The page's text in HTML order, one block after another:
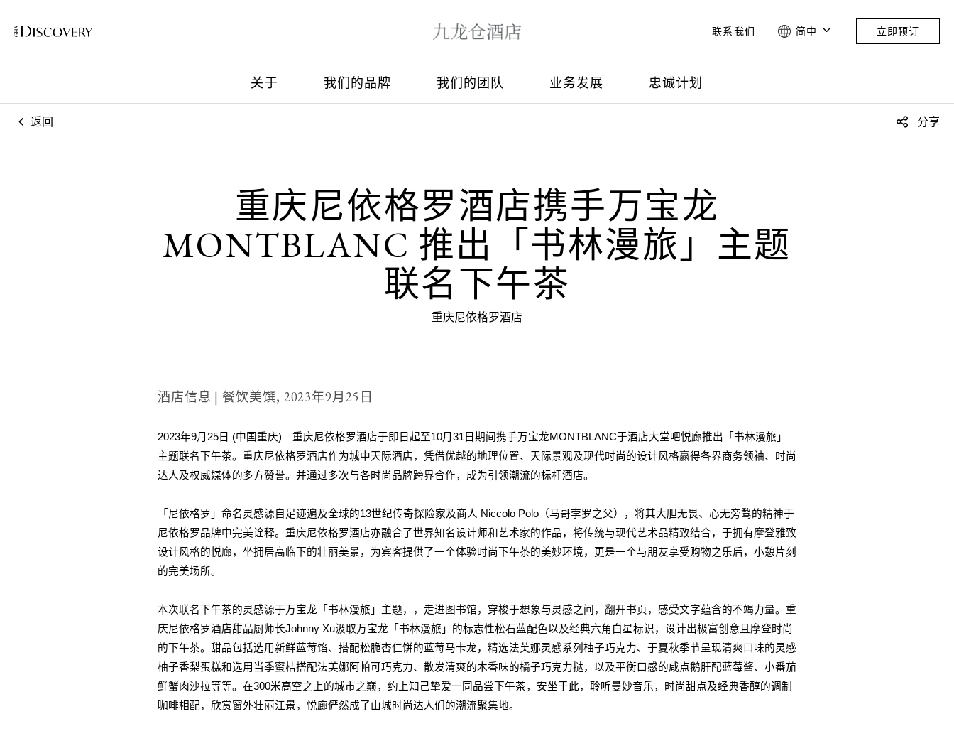
联系我们 简中 立即预订
关于 我们的品牌 我们的团队 业务发展 忠诚计划
返回 分享
重庆尼依格罗酒店携手万宝龙
MONTBLANC 推出「书林漫旅」主题
联名下午茶
重庆尼依格罗酒店
酒店信息 | 餐饮美馔, 2023年9月25日
2023年9月 25日 (中国重庆) –重庆尼依格罗酒店于即日起至10月 31日期间携手万宝龙MONTBLANC于酒店大堂吧悦廊推出「书林漫旅」
主题联名下午茶。重庆尼依格罗酒店作为城中天际酒店，凭借优越的地理位置、天际景观及现代时尚的设计风格赢得各界商务领袖、时尚
达人及权威媒体的多方赞誉。并通过多次与各时尚品牌跨界合作，成为引领潮流的标杆酒店。
「尼依格罗」命名灵感源自足迹遍及全球的13世纪传奇探险家及商人 Niccolo Polo（马哥孛罗之父），将其大胆无畏、心无旁骛的精神于
尼依格罗品牌中完美诠释。重庆尼依格罗酒店亦融合了世界知名设计师和艺术家的作品，将传统与现代艺术品精致结合，于拥有摩登雅致
设计风格的悦廊，坐拥居高临下的壮丽美景，为宾客提供了一个体验时尚下午茶的美妙环境，更是一个与朋友享受购物之乐后，小憩片刻
的完美场所。
本次联名下午茶的灵感源于万宝龙 「 书林漫旅 」 主题，，走进图书馆，穿梭于想象与灵感之间，翻开书页，感受文字蕴含的不竭力量。重
庆尼依格罗酒店甜品厨师长Johnny Xu汲取万宝龙 「 书林漫旅 」 的标志性松石蓝配色以及经典六角白星标识，设计出极富创意且摩登时尚
的下午茶。甜品包括选用新鲜蓝莓馅、搭配松脆杏仁饼的蓝莓马卡龙，精选法芙娜灵感系列柚子巧克力、于夏秋季节呈现清爽口味的灵感
柚子香梨蛋糕和选用当季蜜桔搭配法芙娜阿帕可巧克力、散发清爽的木香味的橘子巧克力挞，以及平衡口感的咸点鹅肝配蓝莓酱、小番茄
鲜蟹肉沙拉等等。在300米高空之上的城市之巅，约上知己挚爱一同品尝下午茶，安坐于此，聆听曼妙音乐，时尚甜点及经典香醇的调制
咖啡相配，欣赏窗外壮丽江景，悦廊俨然成了山城时尚达人们的潮流聚集地。